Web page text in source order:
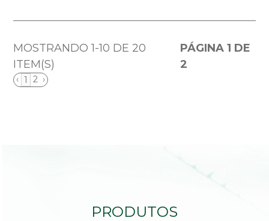
MOSTRANDO 1-10 DE 20
ITEM(S)
PÁGINA 1 DE
2
‹ 1 2 ›
PRODUTOS